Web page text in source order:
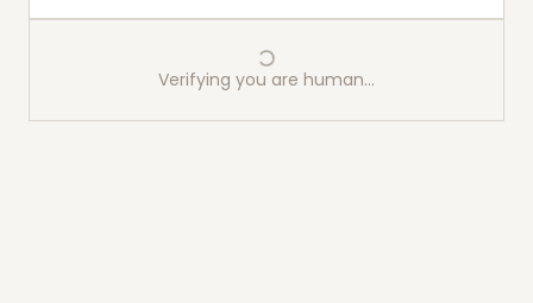
Verifying you are human…